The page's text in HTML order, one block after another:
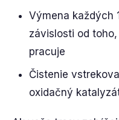
Výmena každých
závislosti od
pracuje
Čistenie
oxidačný